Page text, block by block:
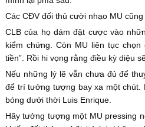
Các CĐV đối thủ cười nhạo MU cũng
CLB của họ dám đặt cược vào
kiểm chứng. Còn MU liên tục
tiền”. Rồi hi vọng rằng điều kỳ diệu
Nếu những lý lẽ vẫn chưa đủ để
để trí tưởng tượng bay xa một chút.
bóng dưới thời Luis Enrique.
Hãy tưởng tượng một MU pressing